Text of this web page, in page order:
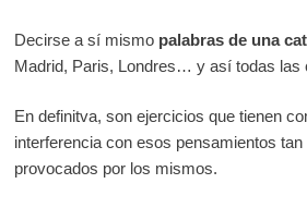
Decirse a sí mismopalabras de una
Madrid, Paris, Londres… y así todas las
En definitva, son ejercicios que tienen
interferencia con esos pensamientos
provocados por los mismos.